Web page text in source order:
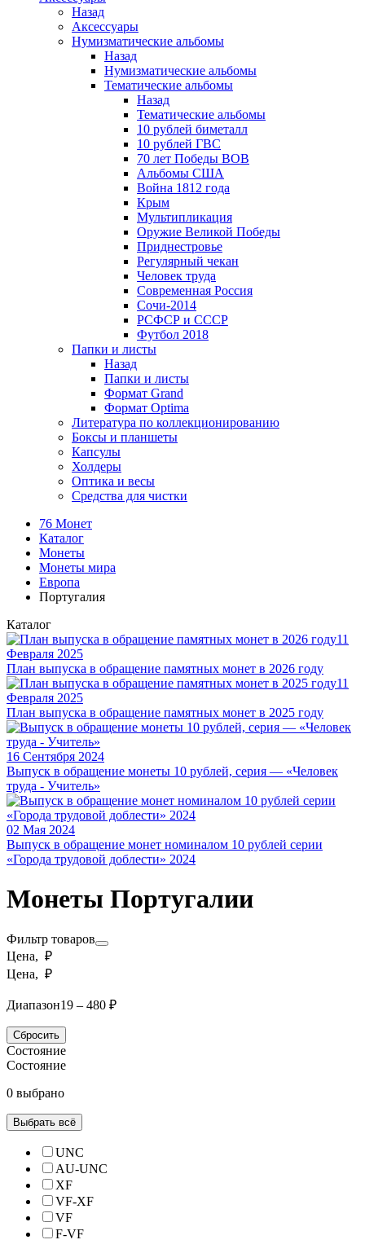
Назад
Аксессуары
Нумизматические альбомы
Назад
Нумизматические альбомы
Тематические альбомы
Назад
Тематические альбомы
10 рублей биметалл
10 рублей ГВС
70 лет Победы ВОВ
Альбомы США
Война 1812 года
Крым
Мультипликация
Оружие Великой Победы
Приднестровье
Регулярный чекан
Человек труда
Современная Россия
Сочи-2014
РСФСР и СССР
Футбол 2018
Папки и листы
Назад
Папки и листы
Формат Grand
Формат Optima
Литература по коллекционированию
Боксы и планшеты
Капсулы
Холдеры
Оптика и весы
Средства для чистки
76 Монет
Каталог
Монеты
Монеты мира
Европа
Португалия
Каталог
11
Февраля 2025
План выпуска в обращение памятных монет в 2026 году
11
Февраля 2025
План выпуска в обращение памятных монет в 2025 году
16 Сентября 2024
Выпуск в обращение монеты 10 рублей, серия — «Человек
труда - Учитель»
02 Мая 2024
Выпуск в обращение монет номиналом 10 рублей серии
«Города трудовой доблести» 2024
Монеты Португалии
Фильтр товаров
Цена, ₽
Цена, ₽
Диапазон19 – 480 ₽
Сбросить
Состояние
Состояние
0 выбрано
Выбрать всё
UNC
AU-UNC
XF
VF-XF
VF
F-VF